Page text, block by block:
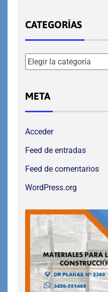
CATEGORÍAS
META
Acceder
Feed de entradas
Feed de comentarios
WordPress.org